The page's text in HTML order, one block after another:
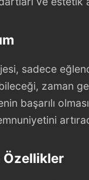
sadece
zaman
başarılı
Özellikler